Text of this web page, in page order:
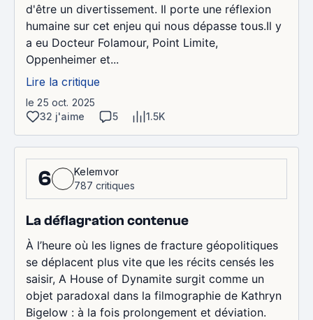
d'être un divertissement. Il porte une réflexion
humaine sur cet enjeu qui nous dépasse tous.Il y
a eu Docteur Folamour, Point Limite,
Oppenheimer et...
Lire la critique
le 25 oct. 2025
32 j'aime
5 1.5K
6
Kelemvor
787 critiques
La déflagration contenue
À l’heure où les lignes de fracture géopolitiques
se déplacent plus vite que les récits censés les
saisir, A House of Dynamite surgit comme un
objet paradoxal dans la filmographie de Kathryn
Bigelow : à la fois prolongement et déviation.